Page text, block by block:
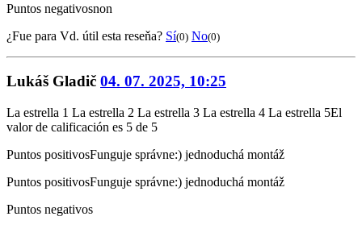
Puntos negativosnon
¿Fue para Vd. útil esta reseňa? Sí(0) No(0)
Lukáš Gladič 04. 07. 2025, 10:25
La estrella 1 La estrella 2 La estrella 3 La estrella 4 La estrella 5El
valor de calificación es 5 de 5
Puntos positivosFunguje správne:) jednoduchá montáž
Puntos positivosFunguje správne:) jednoduchá montáž
Puntos negativos